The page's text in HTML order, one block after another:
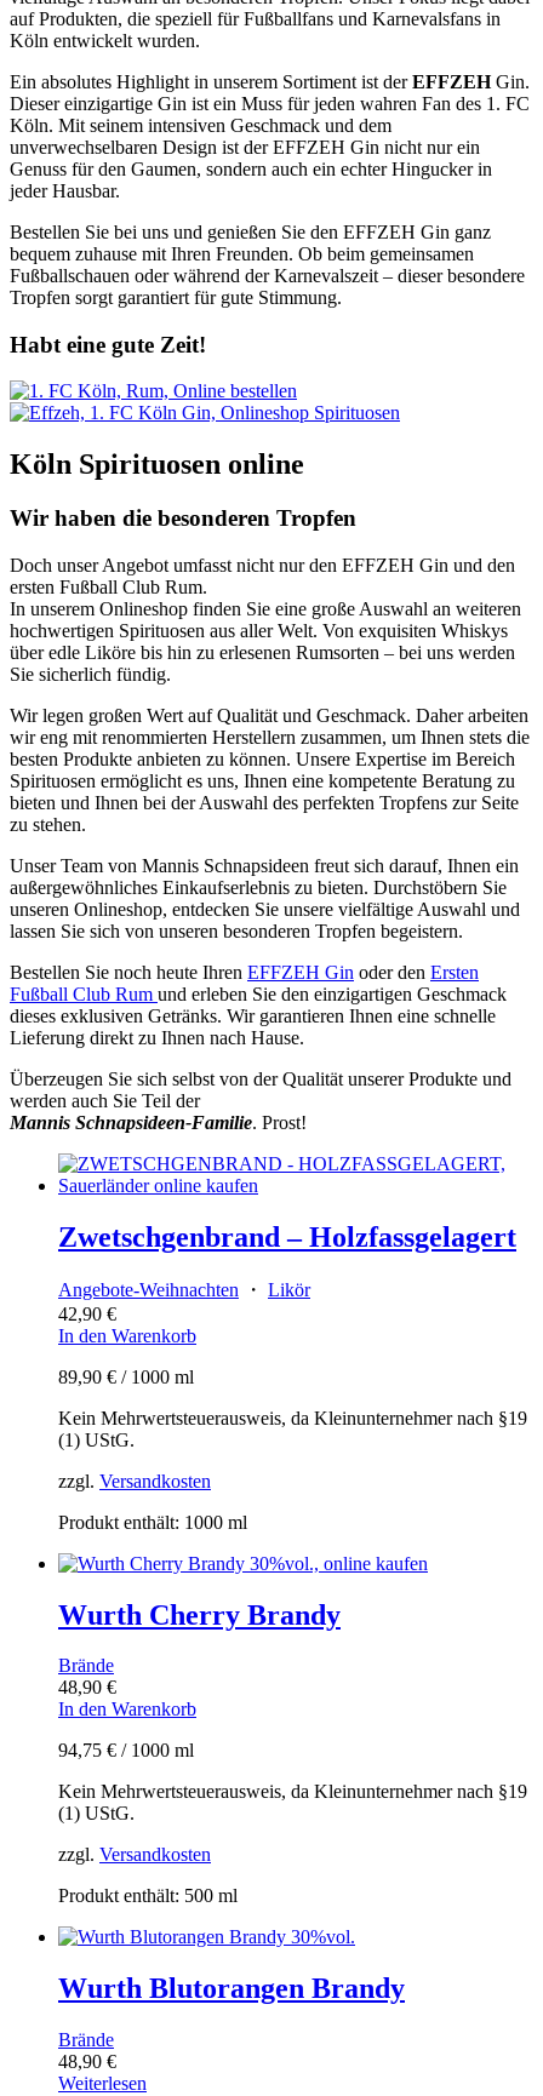
auf Produkten, die speziell für Fußballfans und Karnevalsfans in
Köln entwickelt wurden.
Ein absolutes Highlight in unserem Sortiment ist derEFFZEHGin.
Dieser einzigartige Gin ist ein Muss für jeden wahren Fan des 1. FC
Köln. Mit seinem intensiven Geschmack und dem
unverwechselbaren Design ist der EFFZEH Gin nicht nur ein
Genuss für den Gaumen, sondern auch ein echter Hingucker in
jeder Hausbar.
Bestellen Sie bei uns und genießen Sie den EFFZEH Gin ganz
bequem zuhause mit Ihren Freunden. Ob beim gemeinsamen
Fußballschauen oder während der Karnevalszeit – dieser besondere
Tropfen sorgt garantiert für gute Stimmung.
Habt eine gute Zeit!
Köln Spirituosen online
Wir haben die besonderen Tropfen
Doch unser Angebot umfasst nicht nur den EFFZEH Gin und den
ersten Fußball Club Rum.
In unserem Onlineshop finden Sie eine große Auswahl an weiteren
hochwertigen Spirituosen aus aller Welt. Von exquisiten Whiskys
über edle Liköre bis hin zu erlesenen Rumsorten – bei uns werden
Sie sicherlich fündig.
Wir legen großen Wert auf Qualität und Geschmack. Daher arbeiten
wir eng mit renommierten Herstellern zusammen, um Ihnen stets die
besten Produkte anbieten zu können. Unsere Expertise im Bereich
Spirituosen ermöglicht es uns, Ihnen eine kompetente Beratung zu
bieten und Ihnen bei der Auswahl des perfekten Tropfens zur Seite
zu stehen.
Unser Team von Mannis Schnapsideen freut sich darauf, Ihnen ein
außergewöhnliches Einkaufserlebnis zu bieten. Durchstöbern Sie
unseren Onlineshop, entdecken Sie unsere vielfältige Auswahl und
lassen Sie sich von unseren besonderen Tropfen begeistern.
Bestellen Sie noch heute Ihren EFFZEH Gin oder den Ersten
Fußball Club Rum und erleben Sie den einzigartigen Geschmack
dieses exklusiven Getränks. Wir garantieren Ihnen eine schnelle
Lieferung direkt zu Ihnen nach Hause.
Überzeugen Sie sich selbst von der Qualität unserer Produkte und
werden auch Sie Teil der
Mannis Schnapsideen-Familie. Prost!
Zwetschgenbrand – Holzfassgelagert
Angebote-Weihnachten ・ Likör
42,90 €
In den Warenkorb
89,90 € / 1000 ml
Kein Mehrwertsteuerausweis, da Kleinunternehmer nach §19
(1) UStG.
zzgl. Versandkosten
Produkt enthält: 1000 ml
Wurth Cherry Brandy
Brände
48,90 €
In den Warenkorb
94,75 € / 1000 ml
Kein Mehrwertsteuerausweis, da Kleinunternehmer nach §19
(1) UStG.
zzgl. Versandkosten
Produkt enthält: 500 ml
Wurth Blutorangen Brandy
Brände
48,90 €
Weiterlesen